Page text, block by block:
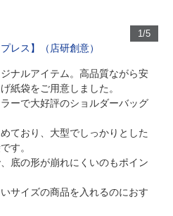
1/5
レス】（店研創意）
ナルアイテム。高品質ながら安
紙袋をご用意しました。
ーで大好評のショルダーバッグ
ており、大型でしっかりとした
す。
底の形が崩れにくいのもポイン
サイズの商品を入れるのにおす